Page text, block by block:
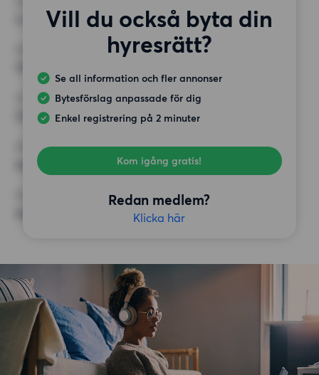
Vill du också byta din
hyresrätt?
Se all information och fler annonser
Bytesförslag anpassade för dig
Enkel registrering på 2 minuter
Kom igång gratis!
Redan medlem?
Klicka här
MINST ANTAL KVADRATMETER
HÖGSTA HYRA
13 000 kr
Inga speciella krav
ÖVRIGA PREFERENSER
Inga speciella preferenser